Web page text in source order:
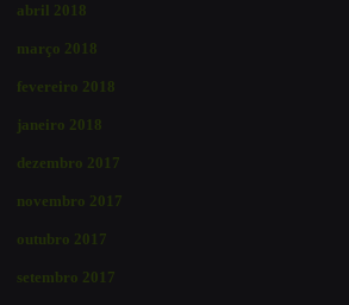
abril 2018
março 2018
fevereiro 2018
janeiro 2018
dezembro 2017
novembro 2017
outubro 2017
setembro 2017